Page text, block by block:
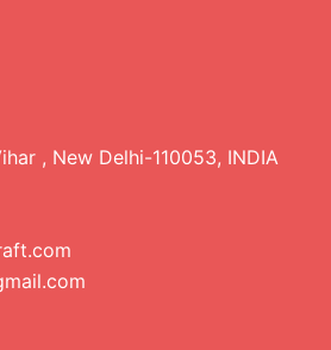
, New Delhi-110053, INDIA